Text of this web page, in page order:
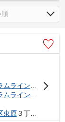
西原
東原３丁目18-16